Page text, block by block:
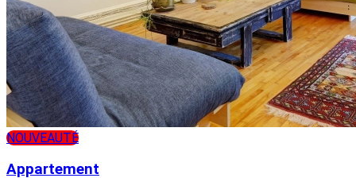
NOUVEAUTÉ
Appartement